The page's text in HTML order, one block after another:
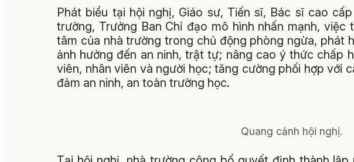
Phát biểu tại hội nghị, Giáo sư, Tiến sĩ, Bác sĩ cao
trường, Trưởng Ban Chỉ đạo mô hình nhấn mạnh, việc
tâm của nhà trường trong chủ động phòng ngừa, phát
ảnh hưởng đến an ninh, trật tự; nâng cao ý thức chấp
viên, nhân viên và người học; tăng cường phối hợp với
đảm an ninh, an toàn trường học.
Quang cảnh hội nghị.